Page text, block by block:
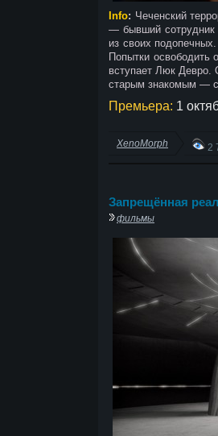
Info: Чеченский
— бывший сотрудник
из своих
Попытки освободить
вступает Люк Девро.
старым знакомым —
Премьера: 1
XenoMorph 2
Запрещённая
фильмы